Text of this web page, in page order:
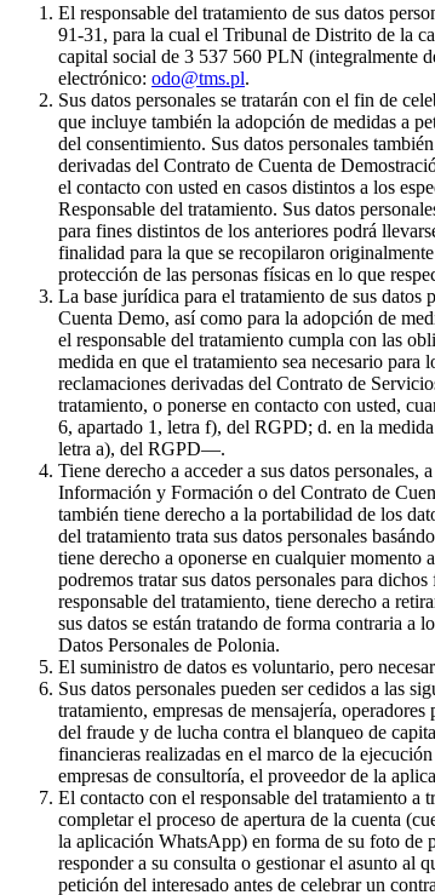
El responsable del tratamiento de sus datos
91-31, para la cual el Tribunal de Distrito de la
capital social de 3 537 560 PLN (integralmente
electrónico: odo@tms.pl.
Sus datos personales se tratarán con el fin de
que incluye también la adopción de medidas a
del consentimiento. Sus datos personales
derivadas del Contrato de Cuenta de
el contacto con usted en casos distintos a los
Responsable del tratamiento. Sus datos
para fines distintos de los anteriores podrá
finalidad para la que se recopilaron
protección de las personas físicas en lo que
La base jurídica para el tratamiento de sus
Cuenta Demo, así como para la adopción de
el responsable del tratamiento cumpla con las
medida en que el tratamiento sea necesario
reclamaciones derivadas del Contrato de
tratamiento, o ponerse en contacto con usted,
6, apartado 1, letra f), del RGPD; d. en la
letra a), del RGPD—.
Tiene derecho a acceder a sus datos
Información y Formación o del Contrato de
también tiene derecho a la portabilidad de los
del tratamiento trata sus datos personales
tiene derecho a oponerse en cualquier
podremos tratar sus datos personales para
responsable del tratamiento, tiene derecho a
sus datos se están tratando de forma contraria a
Datos Personales de Polonia.
El suministro de datos es voluntario, pero
Sus datos personales pueden ser cedidos a las
tratamiento, empresas de mensajería,
del fraude y de lucha contra el blanqueo de
financieras realizadas en el marco de la
empresas de consultoría, el proveedor de la
El contacto con el responsable del tratamiento a
completar el proceso de apertura de la cuenta
la aplicación WhatsApp) en forma de su foto de
responder a su consulta o gestionar el asunto al
petición del interesado antes de celebrar un